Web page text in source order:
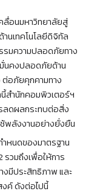
ลื่อนมหาวิทยาลัยสู่
นเทคโนโลยีดิจิทัล
มความปลอดภัยทาง
มั่นคงปลอดภัยด้าน
อภัยคุกคามทาง
สำนักคอมพิวเตอร์ฯ
ลดผลกระทบต่อสิ่ง
พลังงานอย่างยั่งยืน
หนดของมาตรฐาน
รวมถึงเพื่อให้การ
มีประสิทธิภาพ และ
งค์ ดังต่อไปนี้